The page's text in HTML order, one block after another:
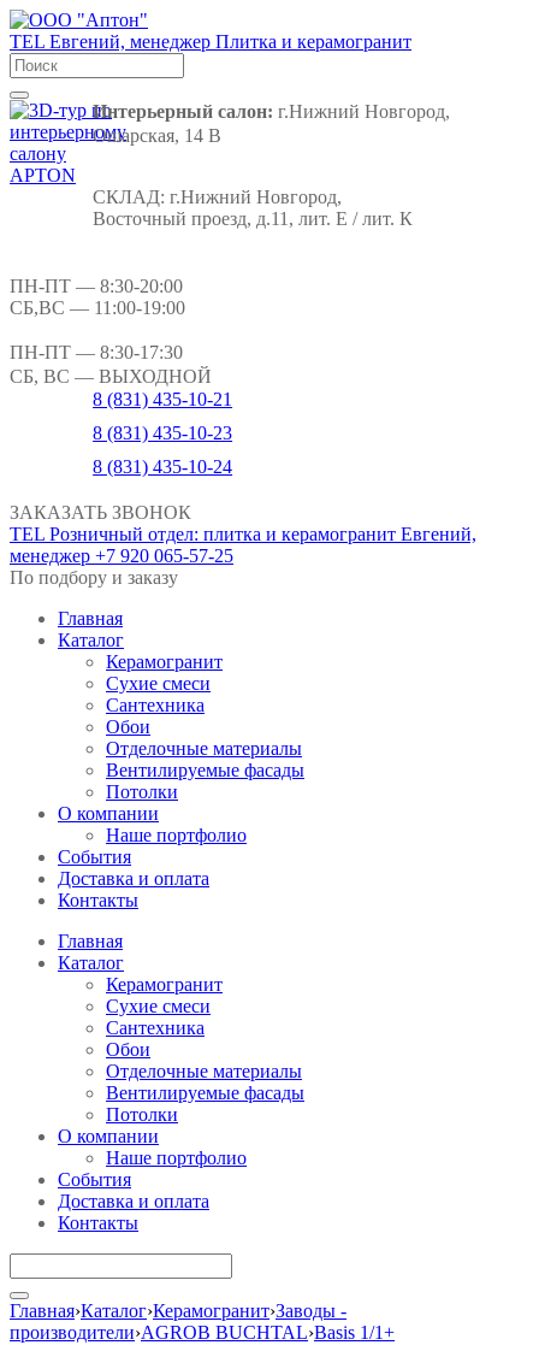
TEL Евгений, менеджер Плитка и керамогранит
Интерьерный салон: г.Нижний Новгород,
Ошарская, 14 В
СКЛАД: г.Нижний Новгород,
Восточный проезд, д.11, лит. Е / лит. К
ПН-ПТ — 8:30-20:00
СБ,ВС — 11:00-19:00
ПН-ПТ — 8:30-17:30
СБ, ВС — ВЫХОДНОЙ
8 (831) 435-10-21
8 (831) 435-10-23
8 (831) 435-10-24
ЗАКАЗАТЬ ЗВОНОК
TEL Розничный отдел: плитка и керамогранит Евгений,
менеджер +7 920 065-57-25
По подбору и заказу
Главная
Каталог
Керамогранит
Сухие смеси
Сантехника
Обои
Отделочные материалы
Вентилируемые фасады
Потолки
О компании
Наше портфолио
События
Доставка и оплата
Контакты
Главная
Каталог
Керамогранит
Сухие смеси
Сантехника
Обои
Отделочные материалы
Вентилируемые фасады
Потолки
О компании
Наше портфолио
События
Доставка и оплата
Контакты
Главная›Каталог›Керамогранит›Заводы -
производители›AGROB BUCHTAL›Basis 1/1+